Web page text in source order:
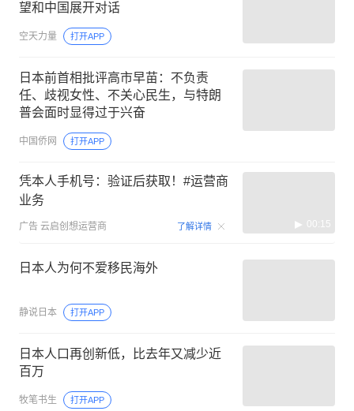
望和中国展开对话
空天力量 打开APP
日本前首相批评高市早苗：不负责
任、歧视女性、不关心民生，与特朗
普会面时显得过于兴奋
中国侨网 打开APP
凭本人手机号：验证后获取！#运营商
业务
广告 云启创想运营商 了解详情 00:15
日本人为何不爱移民海外
静说日本 打开APP
日本人口再创新低，比去年又减少近
百万
牧笔书生 打开APP